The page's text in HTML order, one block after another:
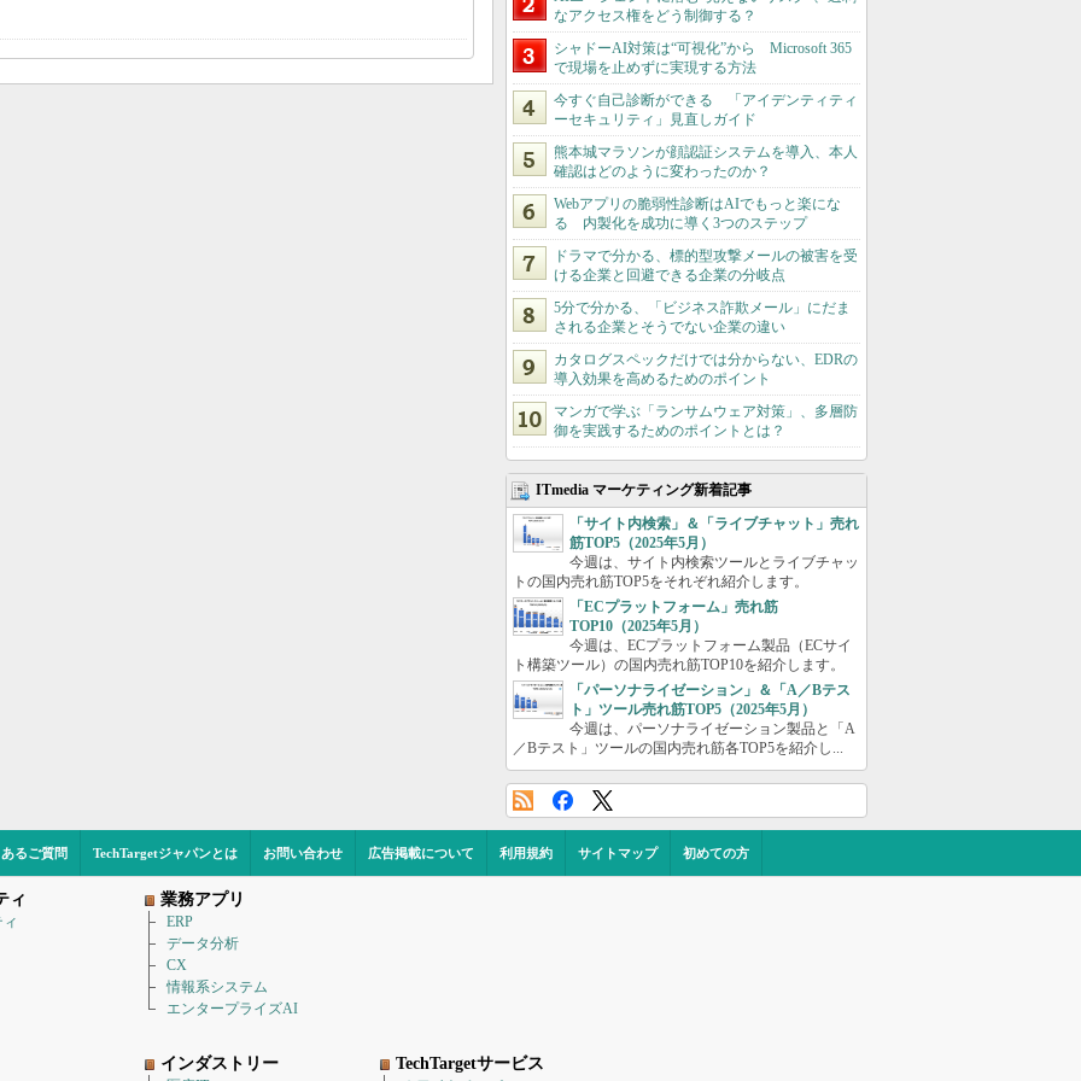
なアクセス権をどう制御する？
シャドーAI対策は“可視化”から Microsoft 365
で現場を止めずに実現する方法
今すぐ自己診断ができる 「アイデンティティ
ーセキュリティ」見直しガイド
熊本城マラソンが顔認証システムを導入、本人
確認はどのように変わったのか？
Webアプリの脆弱性診断はAIでもっと楽にな
る 内製化を成功に導く3つのステップ
ドラマで分かる、標的型攻撃メールの被害を受
ける企業と回避できる企業の分岐点
5分で分かる、「ビジネス詐欺メール」にだま
される企業とそうでない企業の違い
カタログスペックだけでは分からない、EDRの
導入効果を高めるためのポイント
マンガで学ぶ「ランサムウェア対策」、多層防
御を実践するためのポイントとは？
ITmedia マーケティング新着記事
「サイト内検索」＆「ライブチャット」売れ
筋TOP5（2025年5月）
今週は、サイト内検索ツールとライブチャッ
トの国内売れ筋TOP5をそれぞれ紹介します。
「ECプラットフォーム」売れ筋
TOP10（2025年5月）
今週は、ECプラットフォーム製品（ECサイ
ト構築ツール）の国内売れ筋TOP10を紹介します。
「パーソナライゼーション」＆「A／Bテス
ト」ツール売れ筋TOP5（2025年5月）
今週は、パーソナライゼーション製品と「A
／Bテスト」ツールの国内売れ筋各TOP5を紹介し...
るご質問 TechTargetジャパンとは お問い合わせ 広告掲載について 利用規約 サイトマップ 初めての方
ィ 業務アプリ
ERP
データ分析
CX
情報系システム
エンタープライズAI
インダストリー TechTargetサービス